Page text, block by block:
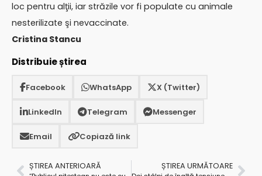
loc pentru alţii, iar străzile vor fi populate cu animale
nesterilizate şi nevaccinate.
Cristina Stancu
Distribuie știrea
Facebook WhatsApp X (Twitter)
LinkedIn Telegram Messenger
Email Copiază link
ȘTIREA ANTERIOARĂ ȘTIREA URMĂTOARE